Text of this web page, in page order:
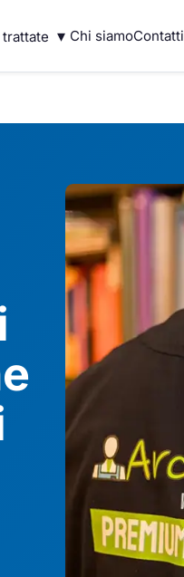
▾ Chi siamoContatti